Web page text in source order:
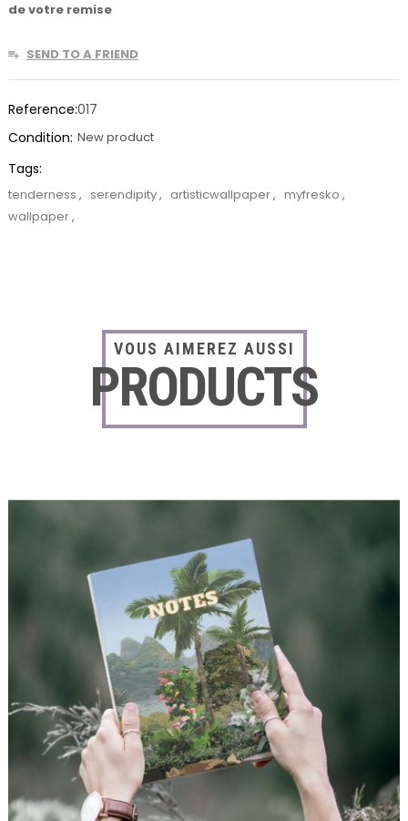
de votre remise
SEND TO A FRIEND
Reference:017
Condition: New product
Tags:
tenderness , serendipity, artisticwallpaper, myfresko ,
wallpaper,
VOUS AIMEREZ AUSSI
PRODUCTS